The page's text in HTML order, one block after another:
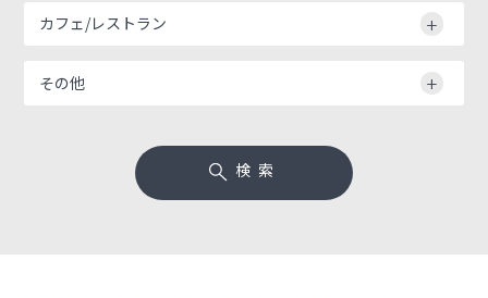
カフェ/レストラン
その他
検索